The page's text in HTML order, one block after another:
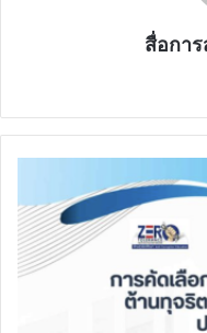
สื่อกา
ผล
งาน/
นวัตกรรม
การ